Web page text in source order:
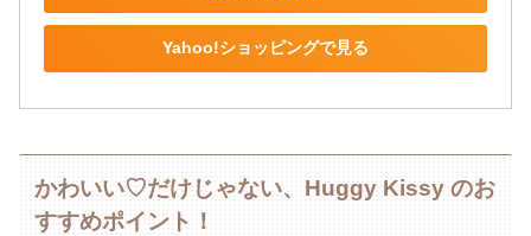
Yahoo!ショッピングで見る
かわいい♡だけじゃない、Huggy Kissy のお
すすめポイント！